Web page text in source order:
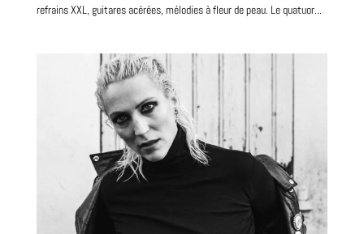
refrains XXL, guitares acérées, mélodies à fleur de peau. Le quatuor...